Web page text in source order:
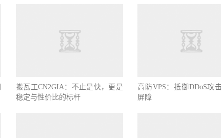
搬瓦工CN2GIA：不止是快，更是
稳定与性价比的标杆
高防VPS：抵御DDoS攻
屏障